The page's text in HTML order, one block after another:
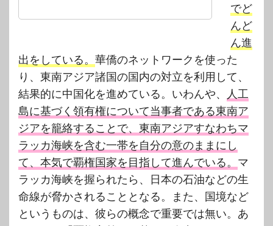
でど
んど
ん進
出をしている。 華僑のネットワークを使った
り、東南アジア諸国の国内の対立を利用して、
結果的に中国化を進めている。いわんや、 人工
島に基づく領有権について当事者である東南ア
ジアを籠絡することで、東南アジアすなわちマ
ラッカ海峡を含む一帯を自分の意のままにし
て、本気で覇権国家を目指して進んでいる。 マ
ラッカ海峡を握られたら、日本の石油などの生
命線が脅かされることとなる。また、国境など
というものは、彼らの概念で重要では無い。あ